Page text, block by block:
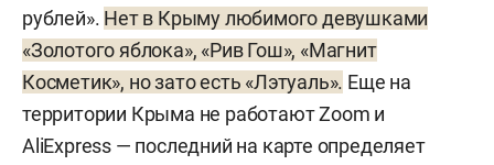
рублей». Нет в Крыму любимого девушками
«Золотого яблока», «Рив Гош», «Магнит
Косметик», но зато есть «Лэтуаль». Еще на
территории Крыма не работают Zoom и
AliExpress — последний на карте определяет